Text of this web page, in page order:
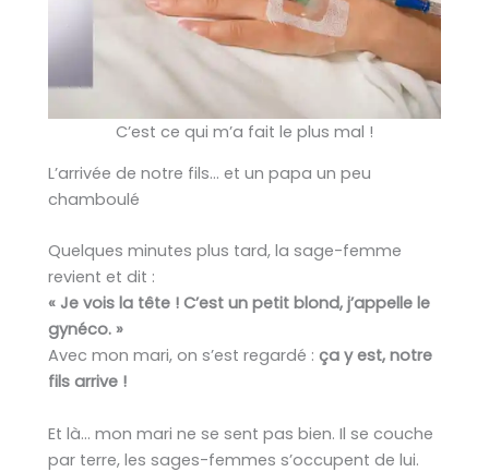
C’est ce qui m’a fait le plus mal !
L’arrivée de notre fils… et un papa un peu
chamboulé
Quelques minutes plus tard, la sage-femme
revient et dit :
« Je vois la tête ! C’est un petit blond, j’appelle le
gynéco. »
Avec mon mari, on s’est regardé : ça y est, notre
fils arrive !
Et là… mon mari ne se sent pas bien. Il se couche
par terre, les sages-femmes s’occupent de lui.